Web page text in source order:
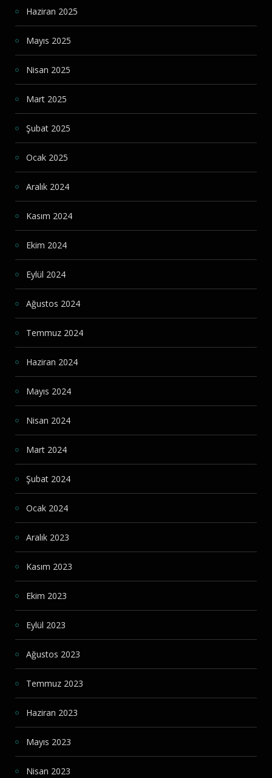
Haziran 2025
Mayıs 2025
Nisan 2025
Mart 2025
Şubat 2025
Ocak 2025
Aralık 2024
Kasım 2024
Ekim 2024
Eylül 2024
Ağustos 2024
Temmuz 2024
Haziran 2024
Mayıs 2024
Nisan 2024
Mart 2024
Şubat 2024
Ocak 2024
Aralık 2023
Kasım 2023
Ekim 2023
Eylül 2023
Ağustos 2023
Temmuz 2023
Haziran 2023
Mayıs 2023
Nisan 2023